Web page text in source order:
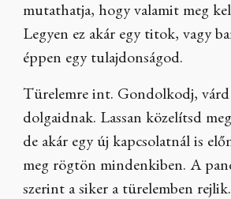
mutathatja, hogy valamit meg
Legyen ez akár egy titok, vagy
éppen egy tulajdonságod.
Türelemre int. Gondolkodj, várd
dolgaidnak. Lassan közelítsd
de akár egy új kapcsolatnál is
meg rögtön mindenkiben. A
szerint a siker a türelemben rejlik.